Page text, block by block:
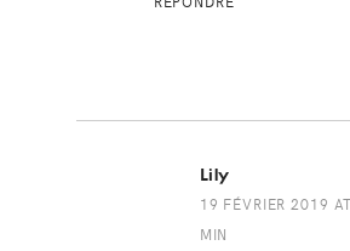
Lily
19 FÉVRIER 2019
MIN